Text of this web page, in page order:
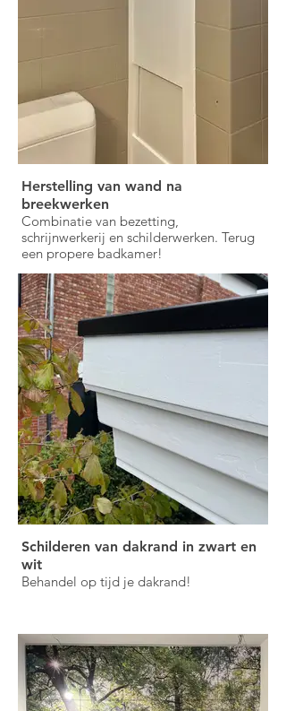
Herstelling van wand na
breekwerken
Combinatie van bezetting,
schrijnwerkerij en schilderwerken. Terug
een propere badkamer!
Schilderen van dakrand in zwart en
wit
Behandel op tijd je dakrand!